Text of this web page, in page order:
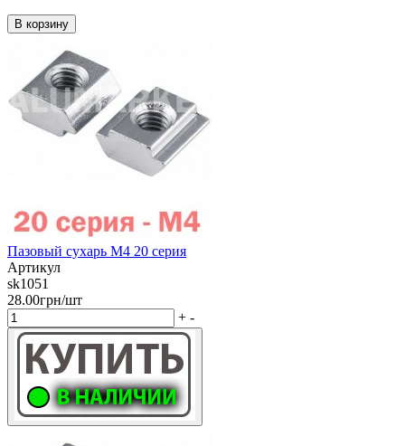
В корзину
Пазовый сухарь М4 20 серия
Артикул
sk1051
28.00грн/шт
+ -